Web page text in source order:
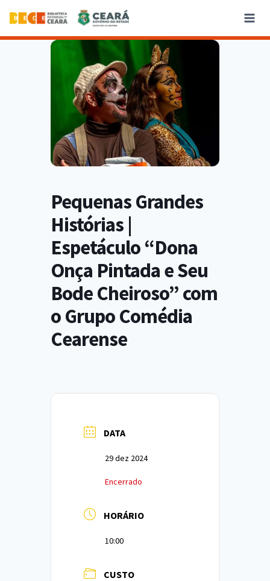
Pequenas Grandes
Histórias |
Espetáculo “Dona
Onça Pintada e Seu
Bode Cheiroso” com
o Grupo Comédia
Cearense
DATA
29 dez 2024
Encerrado
HORÁRIO
10:00
CUSTO